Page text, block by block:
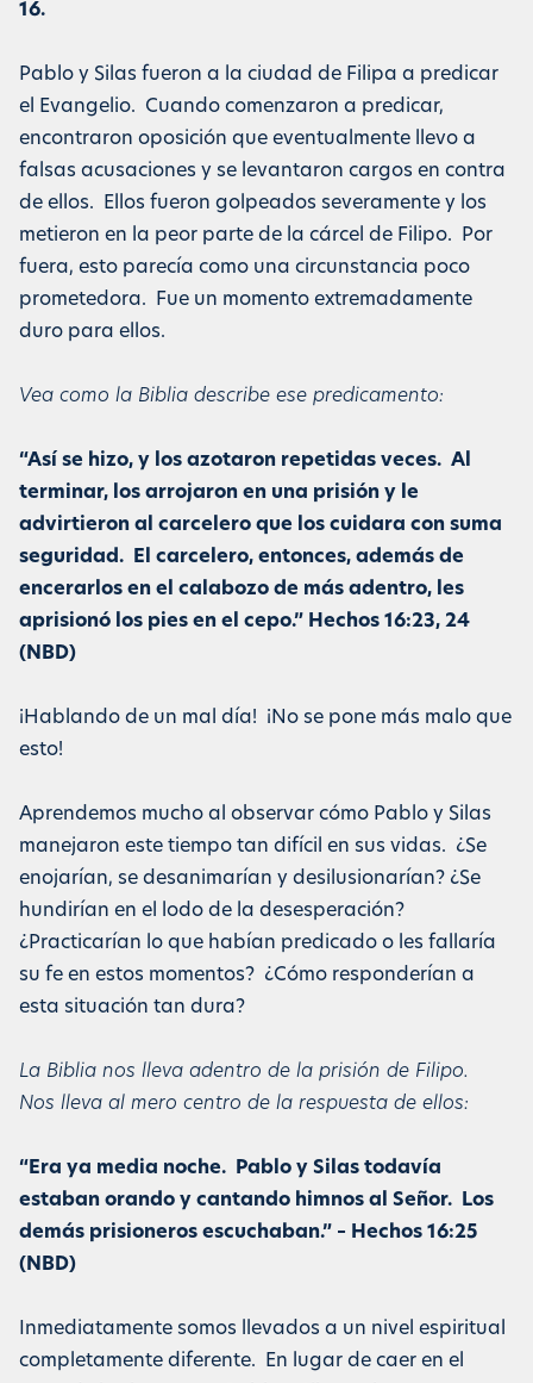
16.
Pablo y Silas fueron a la ciudad de Filipa a predicar
el Evangelio. Cuando comenzaron a predicar,
encontraron oposición que eventualmente llevo a
falsas acusaciones y se levantaron cargos en contra
de ellos. Ellos fueron golpeados severamente y los
metieron en la peor parte de la cárcel de Filipo. Por
fuera, esto parecía como una circunstancia poco
prometedora. Fue un momento extremadamente
duro para ellos.
Vea como la Biblia describe ese predicamento:
“Así se hizo, y los azotaron repetidas veces. Al
terminar, los arrojaron en una prisión y le
advirtieron al carcelero que los cuidara con suma
seguridad. El carcelero, entonces, además de
encerarlos en el calabozo de más adentro, les
aprisionó los pies en el cepo.” Hechos 16:23, 24
(NBD)
¡Hablando de un mal día! ¡No se pone más malo que
esto!
Aprendemos mucho al observar cómo Pablo y Silas
manejaron este tiempo tan difícil en sus vidas. ¿Se
enojarían, se desanimarían y desilusionarían? ¿Se
hundirían en el lodo de la desesperación?
¿Practicarían lo que habían predicado o les fallaría
su fe en estos momentos? ¿Cómo responderían a
esta situación tan dura?
La Biblia nos lleva adentro de la prisión de Filipo.
Nos lleva al mero centro de la respuesta de ellos:
“Era ya media noche. Pablo y Silas todavía
estaban orando y cantando himnos al Señor. Los
demás prisioneros escuchaban.” – Hechos 16:25
(NBD)
Inmediatamente somos llevados a un nivel espiritual
completamente diferente. En lugar de caer en el